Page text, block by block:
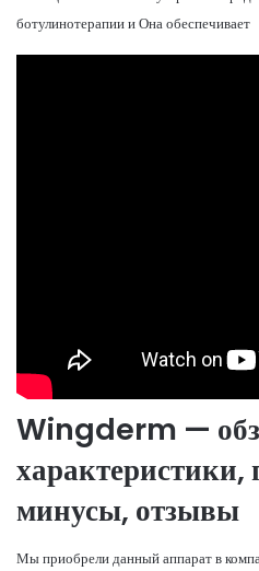
ботулинотерапии и Она обеспечивает
Wingderm —
минусы, отзывы
Мы приобрели данный аппарат в